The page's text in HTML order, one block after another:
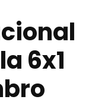
6x1